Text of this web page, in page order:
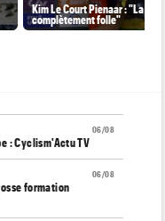
Kim Le Court Pienaar : "La
complètement folle"
06/08
: Cyclism'Actu TV
06/08
formation